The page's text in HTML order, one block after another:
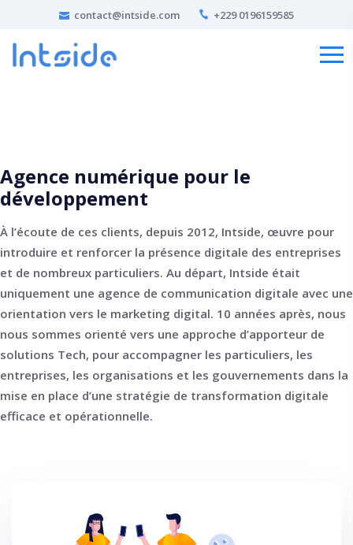
contact@intside.com +229 0196159585
Agence numérique pour le
développement​
À l’écoute de ces clients, depuis 2012, Intside, œuvre pour
introduire et renforcer la présence digitale des entreprises
et de nombreux particuliers. Au départ, Intside était
uniquement une agence de communication digitale avec une
orientation vers le marketing digital. 10 années après, nous
nous sommes orienté vers une approche d’apporteur de
solutions Tech, pour accompagner les particuliers, les
entreprises, les organisations et les gouvernements dans la
mise en place d’une stratégie de transformation digitale
efficace et opérationnelle.